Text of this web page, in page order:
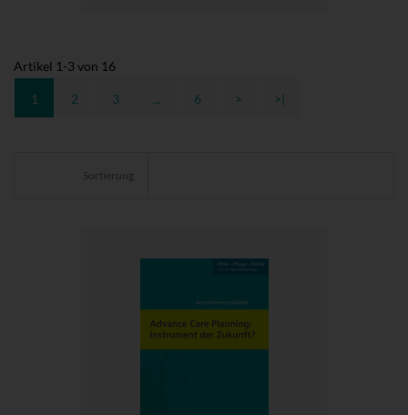
Artikel 1 -3 von 16
1 2 3 ... 6 > >|
Sortierung